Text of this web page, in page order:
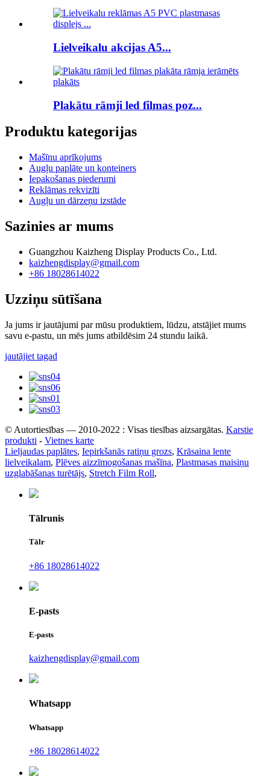
Lielveikalu akcijas A5...
Plakātu rāmji led filmas poz...
Produktu kategorijas
Mašīnu aprīkojums
Augļu paplāte un konteiners
Iepakošanas piederumi
Reklāmas rekvizīti
Augļu un dārzeņu izstāde
Sazinies ar mums
Guangzhou Kaizheng Display Products Co., Ltd.
kaizhengdisplay@gmail.com
+86 18028614022
Uzziņu sūtīšana
Ja jums ir jautājumi par mūsu produktiem, lūdzu, atstājiet mums
savu e-pastu, un mēs jums atbildēsim 24 stundu laikā.
jautājiet tagad
© Autortiesības — 2010-2022 : Visas tiesības aizsargātas. Karstie
produkti - Vietnes karte
Lieljaudas paplātes, Iepirkšanās ratiņu grozs, Krāsaina lente
lielveikalam, Plēves aizzīmogošanas mašīna, Plastmasas maisiņu
uzglabāšanas turētājs, Stretch Film Roll,
Tālrunis
Tālr
+86 18028614022
E-pasts
E-pasts
kaizhengdisplay@gmail.com
Whatsapp
Whatsapp
+86 18028614022